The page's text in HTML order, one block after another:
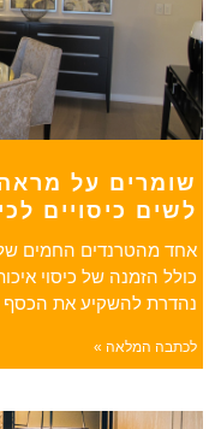
שומרים על
לשים כיסויים
אחד מהטרנדים החמים של
כולל הזמנה של כיסוי
נהדרת להשקיע את הכסף
לכתבה המלאה »